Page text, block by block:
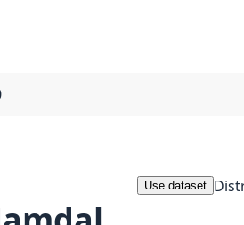
Use dataset